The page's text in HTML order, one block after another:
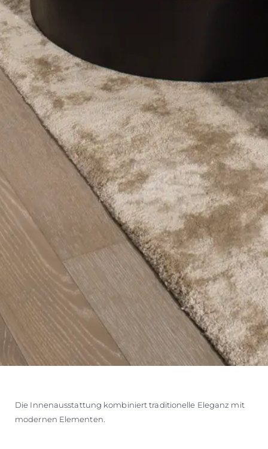
Die Innenausstattung kombiniert traditionelle Eleganz mit
modernen Elementen.